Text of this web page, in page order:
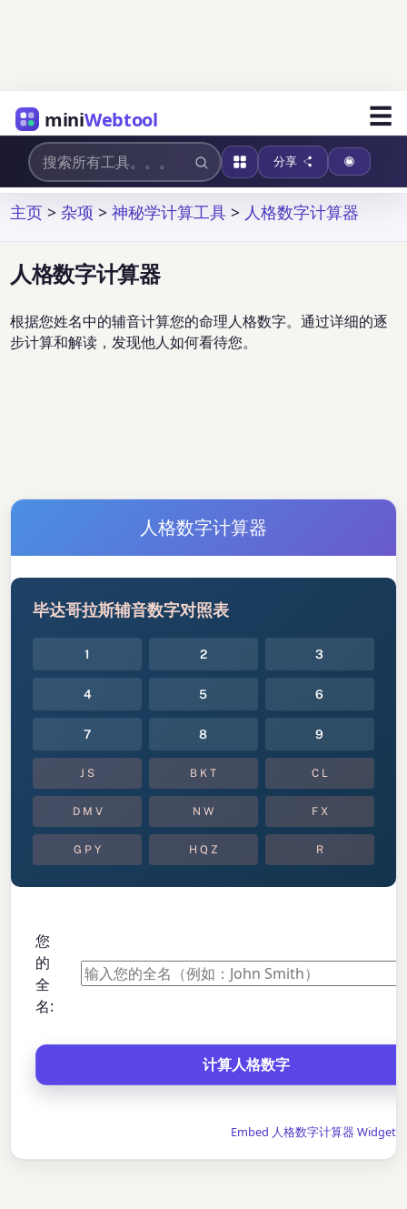
miniWebtool ☰
分享
主页 > 杂项 >神秘学计算工具 > 人格数字计算器
人格数字计算器
根据您姓名中的辅音计算您的命理人格数字。通过详细的逐
步计算和解读，发现他人如何看待您。
人格数字计算器
毕达哥拉斯辅音数字对照表
1 2 3
4 5 6
7 8 9
J S B K T C L
D M V N W F X
G P Y H Q Z R
您
的
全
名:
Embed 人格数字计算器 Widget